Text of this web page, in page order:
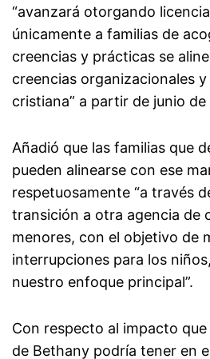
“avanzará otorgando
únicamente a familias de
creencias y prácticas se
creencias organizacionales
cristiana” a partir de junio de
Añadió que las familias que
pueden alinearse con ese
respetuosamente “a través
transición a otra agencia de
menores, con el objetivo de
interrupciones para los
nuestro enfoque principal”.
Con respecto al impacto
de Bethany podría tener en